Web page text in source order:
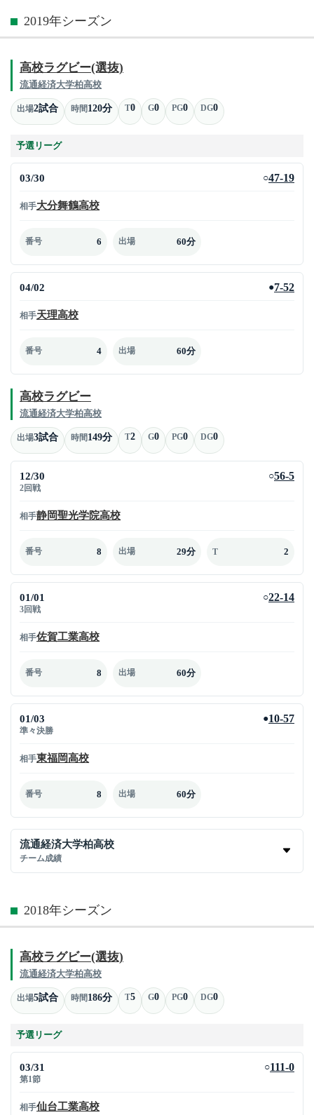
2019年シーズン
高校ラグビー(選抜)
流通経済大学柏高校
出場2試合 時間120分 T0 G0 PG0 DG0
予選リーグ
03/30 ○47-19
相手大分舞鶴高校
番号 6 出場 60分
04/02 ●7-52
相手天理高校
番号 4 出場 60分
高校ラグビー
流通経済大学柏高校
出場3試合 時間149分 T2 G0 PG0 DG0
12/30
2回戦
○56-5
相手静岡聖光学院高校
番号 8 出場 29分 T 2
01/01
3回戦
○22-14
相手佐賀工業高校
番号 8 出場 60分
01/03
準々決勝
●10-57
相手東福岡高校
番号 8 出場 60分
流通経済大学柏高校
チーム成績
2018年シーズン
高校ラグビー(選抜)
流通経済大学柏高校
出場5試合 時間186分 T5 G0 PG0 DG0
予選リーグ
03/31
第1節
○111-0
相手仙台工業高校